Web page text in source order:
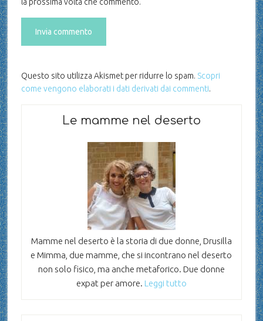
Questo sito utilizza Akismet per ridurre lo spam. Scopri
come vengono elaborati i dati derivati dai commenti.
Le mamme nel deserto
Mamme nel deserto è la storia di due donne, Drusilla
e Mimma, due mamme, che si incontrano nel deserto
non solo fisico, ma anche metaforico. Due donne
expat per amore. Leggi tutto